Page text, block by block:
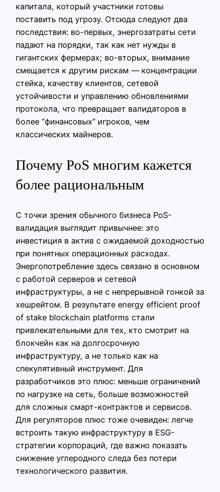
капитала, который участники готовы
поставить под угрозу. Отсюда следуют два
последствия: во-первых, энергозатраты сети
падают на порядки, так как нет нужды в
гигантских фермерах; во-вторых, внимание
смещается к другим рискам — концентрации
стейка, качеству клиентов, сетевой
устойчивости и управлению обновлениями
протокола, что превращает валидаторов в
более “финансовых” игроков, чем
классических майнеров.
Почему PoS многим кажется
более рациональным
С точки зрения обычного бизнеса PoS-
валидация выглядит привычнее: это
инвестиция в актив с ожидаемой доходностью
при понятных операционных расходах.
Энергопотребление здесь связано в основном
с работой серверов и сетевой
инфраструктуры, а не с непрерывной гонкой за
хешрейтом. В результате energy efficient proof
of stake blockchain platforms стали
привлекательными для тех, кто смотрит на
блокчейн как на долгосрочную
инфраструктуру, а не только как на
спекулятивный инструмент. Для
разработчиков это плюс: меньше ограничений
по нагрузке на сеть, больше возможностей
для сложных смарт-контрактов и сервисов.
Для регуляторов плюс тоже очевиден: легче
встроить такую инфраструктуру в ESG-
стратегии корпораций, где важно показать
снижение углеродного следа без потери
технологического развития.